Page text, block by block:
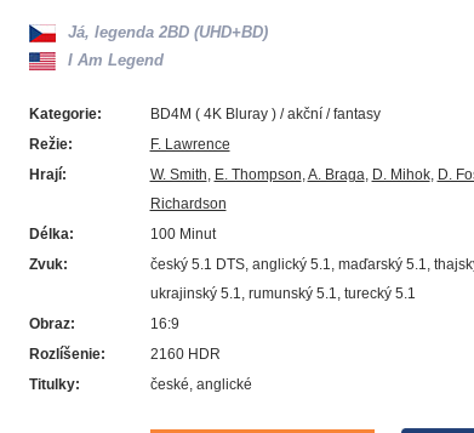
Já, legenda 2BD (UHD+BD)
I Am Legend
Kategorie:
BD4M ( 4K Bluray ) / akční / fantasy
Režie:
F. Lawrence
Hrají:
W. Smith, E. Thompson,A. Braga, D. Mihok, D.
Richardson
Délka:
100 Minut
Zvuk:
český 5.1 DTS, anglický 5.1, maďarský 5.1,
ukrajinský 5.1, rumunský 5.1, turecký 5.1
Obraz:
16:9
Rozlíšenie:
2160 HDR
Titulky:
české, anglické